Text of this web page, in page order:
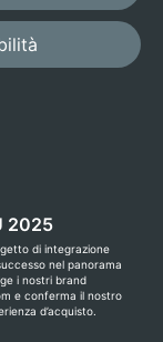
2025
di integrazione
nel panorama
i nostri brand
e conferma il nostro
d’acquisto.